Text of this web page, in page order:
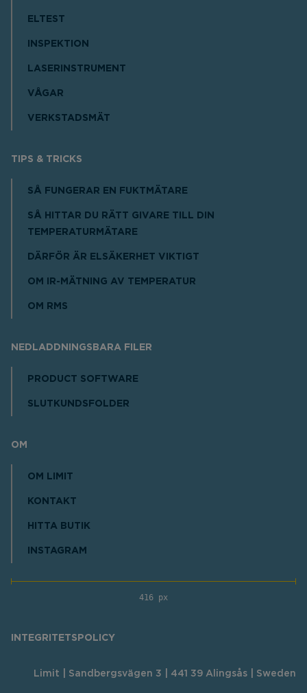
ELTEST
INSPEKTION
LASERINSTRUMENT
VÅGAR
VERKSTADSMÄT
TIPS & TRICKS
SÅ FUNGERAR EN FUKTMÄTARE
SÅ HITTAR DU RÄTT GIVARE TILL DIN
TEMPERATURMÄTARE
DÄRFÖR ÄR ELSÄKERHET VIKTIGT
OM IR-MÄTNING AV TEMPERATUR
OM RMS
NEDLADDNINGSBARA FILER
PRODUCT SOFTWARE
SLUTKUNDSFOLDER
OM
OM LIMIT
KONTAKT
HITTA BUTIK
INSTAGRAM
416 px
INTEGRITETSPOLICY
Limit | Sandbergsvägen 3 | 441 39 Alingsås | Sweden